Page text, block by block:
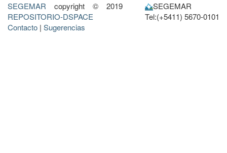
SEGEMAR copyright © 2019
REPOSITORIO-DSPACE
Contacto | Sugerencias
SEGEMAR
Tel:(+5411) 5670-0101